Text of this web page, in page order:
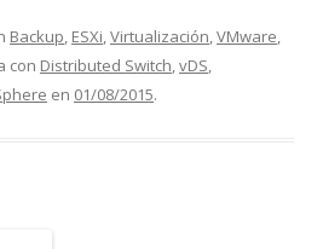
Backup, ESXi,Virtualización,VMware,
con Distributed Switch,vDS,
en 01/08/2015.